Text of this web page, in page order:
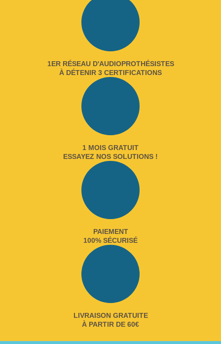
1ER RÉSEAU D'AUDIOPROTHÉSISTES
À DÉTENIR 3 CERTIFICATIONS
1 MOIS GRATUIT
ESSAYEZ NOS SOLUTIONS !
PAIEMENT
100% SÉCURISÉ
LIVRAISON GRATUITE
À PARTIR DE 60€